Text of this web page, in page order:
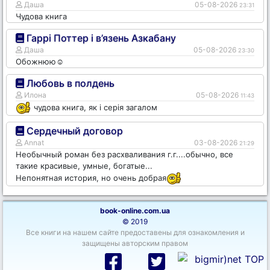
Даша 05-08-2026 23:31
Чудова книга
Гаррі Поттер і в’язень Азкабану
Даша 05-08-2026 23:30
Обожнюю☺️
Любовь в полдень
Илона 05-08-2026 11:43
чудова книга, як і серія загалом
Сердечный договор
Annat 03-08-2026 21:29
Необычный роман без расхваливания г.г....обычно, все
такие красивые, умные, богатые...
Непонятная история, но очень добрая
book-online.com.ua
© 2019
Все книги на нашем сайте предоставены для ознакомления и
защищены авторским правом